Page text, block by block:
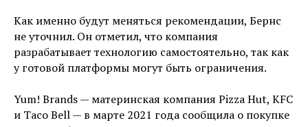
Как именно будут меняться рекомендации, Бернс
не уточнил. Он отметил, что компания
разрабатывает технологию самостоятельно, так как
у готовой платформы могут быть ограничения.
Yum! Brands — материнская компания Pizza Hut, KFC
и Taco Bell — в марте 2021 года сообщила о покупке